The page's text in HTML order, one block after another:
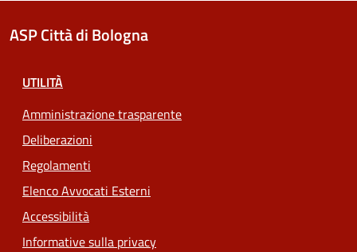
ASP Città di Bologna
UTILITÀ
Amministrazione trasparente
Deliberazioni
Regolamenti
Elenco Avvocati Esterni
Accessibilità
Informative sulla privacy